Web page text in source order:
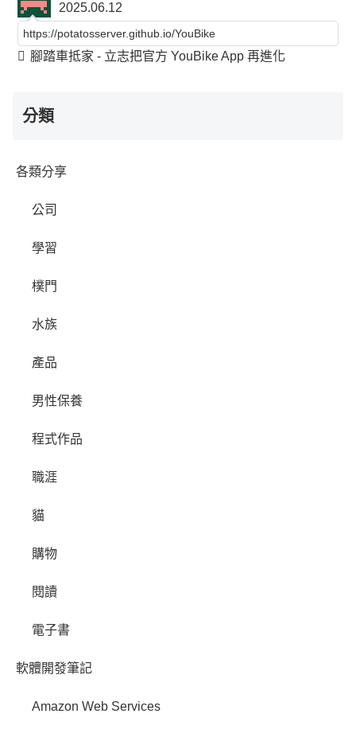
2025.06.12
https://potatosserver.github.io/YouBike
腳踏車抵家 - 立志把官方 YouBike App 再進化
分類
各類分享
公司
學習
樸門
水族
產品
男性保養
程式作品
職涯
貓
購物
閱讀
電子書
軟體開發筆記
Amazon Web Services